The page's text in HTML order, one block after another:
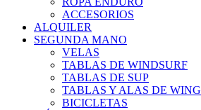
ACCESORIOS
ALQUILER
SEGUNDA MANO
VELAS
TABLAS DE WINDSURF
TABLAS DE SUP
TABLAS Y ALAS DE WING
BICICLETAS